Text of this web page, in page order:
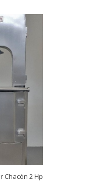
Chacón 2 Hp